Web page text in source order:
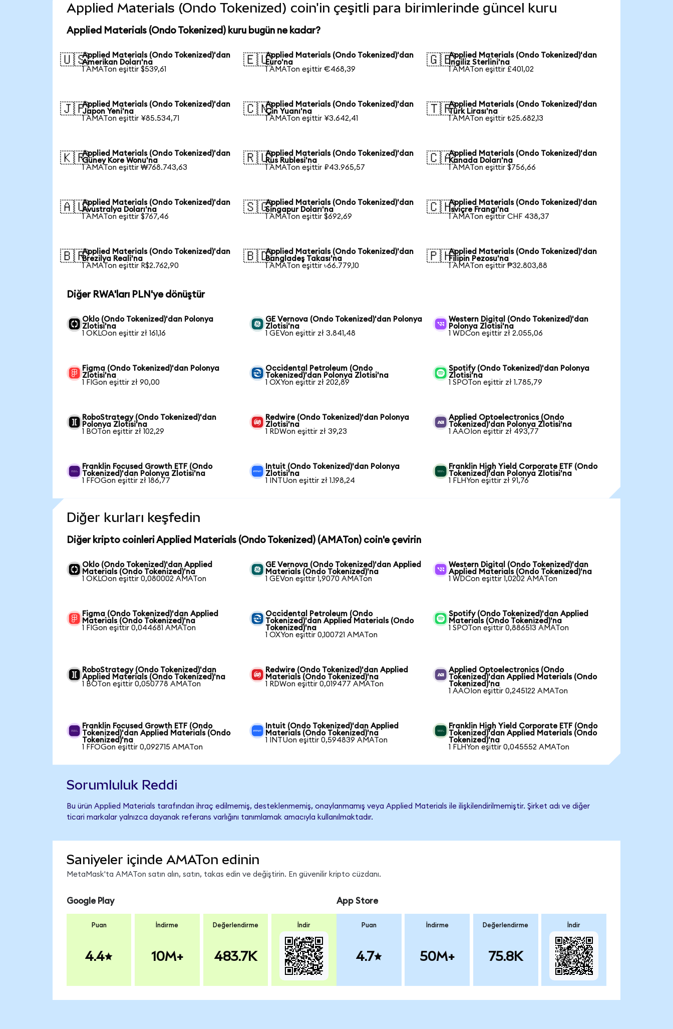
Applied Materials (Ondo Tokenized) coin'in çeşitli para birimlerinde güncel kuru
Applied Materials (Ondo Tokenized) kuru bugün ne kadar?
🇺🇸Applied Materials (Ondo Tokenized)'dan
Amerikan Doları'na
1 AMATon eşittir $539,61
🇪🇺Applied Materials (Ondo Tokenized)'dan
Euro'na
1 AMATon eşittir €468,39
🇬🇧Applied Materials (Ondo Tokenized)'dan
İngiliz Sterlini'na
1 AMATon eşittir £401,02
🇯🇵Applied Materials (Ondo Tokenized)'dan
Japon Yeni'na
1 AMATon eşittir ¥85.534,71
🇨🇳Applied Materials (Ondo Tokenized)'dan
Çin Yuanı'na
1 AMATon eşittir ¥3.642,41
🇹🇷Applied Materials (Ondo Tokenized)'dan
Türk Lirası'na
1 AMATon eşittir ₺25.682,13
🇰🇷Applied Materials (Ondo Tokenized)'dan
Güney Kore Wonu'na
1 AMATon eşittir ₩768.743,63
🇷🇺Applied Materials (Ondo Tokenized)'dan
Rus Rublesi'na
1 AMATon eşittir ₽43.965,57
🇨🇦Applied Materials (Ondo Tokenized)'dan
Kanada Doları'na
1 AMATon eşittir $756,66
🇦🇺Applied Materials (Ondo Tokenized)'dan
Avustralya Doları'na
1 AMATon eşittir $767,46
🇸🇬Applied Materials (Ondo Tokenized)'dan
Singapur Doları'na
1 AMATon eşittir $692,69
🇨🇭Applied Materials (Ondo Tokenized)'dan
İsviçre Frangı'na
1 AMATon eşittir CHF 438,37
🇧🇷Applied Materials (Ondo Tokenized)'dan
Brezilya Reali'na
1 AMATon eşittir R$2.762,90
🇧🇩Applied Materials (Ondo Tokenized)'dan
Bangladeş Takası'na
1 AMATon eşittir ৳66.779,10
🇵🇭Applied Materials (Ondo Tokenized)'dan
Filipin Pezosu'na
1 AMATon eşittir ₱32.803,88
Diğer RWA'ları PLN'ye dönüştür
Oklo (Ondo Tokenized)'dan Polonya
Zlotisi'na
1 OKLOon eşittir zł 161,16
GE Vernova (Ondo Tokenized)'dan Polonya
Zlotisi'na
1 GEVon eşittir zł 3.841,48
Western Digital (Ondo Tokenized)'dan
Polonya Zlotisi'na
1 WDCon eşittir zł 2.055,06
Figma (Ondo Tokenized)'dan Polonya
Zlotisi'na
1 FIGon eşittir zł 90,00
Occidental Petroleum (Ondo
Tokenized)'dan Polonya Zlotisi'na
1 OXYon eşittir zł 202,89
Spotify (Ondo Tokenized)'dan Polonya
Zlotisi'na
1 SPOTon eşittir zł 1.785,79
RoboStrategy (Ondo Tokenized)'dan
Polonya Zlotisi'na
1 BOTon eşittir zł 102,29
Redwire (Ondo Tokenized)'dan Polonya
Zlotisi'na
1 RDWon eşittir zł 39,23
Applied Optoelectronics (Ondo
Tokenized)'dan Polonya Zlotisi'na
1 AAOIon eşittir zł 493,77
Franklin Focused Growth ETF (Ondo
Tokenized)'dan Polonya Zlotisi'na
1 FFOGon eşittir zł 186,77
Intuit (Ondo Tokenized)'dan Polonya
Zlotisi'na
1 INTUon eşittir zł 1.198,24
Franklin High Yield Corporate ETF (Ondo
Tokenized)'dan Polonya Zlotisi'na
1 FLHYon eşittir zł 91,76
Diğer kurları keşfedin
Diğer kripto coinleri Applied Materials (Ondo Tokenized) (AMATon) coin'e çevirin
Oklo (Ondo Tokenized)'dan Applied
Materials (Ondo Tokenized)'na
1 OKLOon eşittir 0,080002 AMATon
GE Vernova (Ondo Tokenized)'dan Applied
Materials (Ondo Tokenized)'na
1 GEVon eşittir 1,9070 AMATon
Western Digital (Ondo Tokenized)'dan
Applied Materials (Ondo Tokenized)'na
1 WDCon eşittir 1,0202 AMATon
Figma (Ondo Tokenized)'dan Applied
Materials (Ondo Tokenized)'na
1 FIGon eşittir 0,044681 AMATon
Occidental Petroleum (Ondo
Tokenized)'dan Applied Materials (Ondo
Tokenized)'na
1 OXYon eşittir 0,100721 AMATon
Spotify (Ondo Tokenized)'dan Applied
Materials (Ondo Tokenized)'na
1 SPOTon eşittir 0,886513 AMATon
RoboStrategy (Ondo Tokenized)'dan
Applied Materials (Ondo Tokenized)'na
1 BOTon eşittir 0,050778 AMATon
Redwire (Ondo Tokenized)'dan Applied
Materials (Ondo Tokenized)'na
1 RDWon eşittir 0,019477 AMATon
Applied Optoelectronics (Ondo
Tokenized)'dan Applied Materials (Ondo
Tokenized)'na
1 AAOIon eşittir 0,245122 AMATon
Franklin Focused Growth ETF (Ondo
Tokenized)'dan Applied Materials (Ondo
Tokenized)'na
1 FFOGon eşittir 0,092715 AMATon
Intuit (Ondo Tokenized)'dan Applied
Materials (Ondo Tokenized)'na
1 INTUon eşittir 0,594839 AMATon
Franklin High Yield Corporate ETF (Ondo
Tokenized)'dan Applied Materials (Ondo
Tokenized)'na
1 FLHYon eşittir 0,045552 AMATon
Sorumluluk Reddi
Bu ürün Applied Materials tarafından ihraç edilmemiş, desteklenmemiş, onaylanmamış veya Applied Materials ile ilişkilendirilmemiştir. Şirket adı ve diğer
ticari markalar yalnızca dayanak referans varlığını tanımlamak amacıyla kullanılmaktadır.
Saniyeler içinde AMATon edinin
MetaMask'ta AMATon satın alın, satın, takas edin ve değiştirin. En güvenilir kripto cüzdanı.
Google Play
Puan
4.4
İndirme
10M+
Değerlendirme
483.7K
İndir
App Store
Puan
4.7
İndirme
50M+
Değerlendirme
75.8K
İndir